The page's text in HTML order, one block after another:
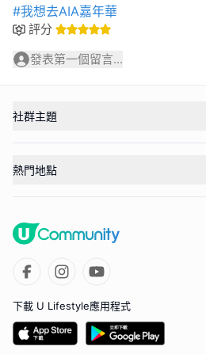
#我想去AIA嘉年華
評分
發表第一個留言...
社群主題
熱門地點
下載 U Lifestyle應用程式